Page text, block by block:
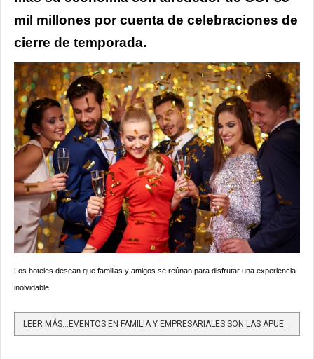
mil millones por cuenta de celebraciones de
cierre de temporada.
Los hoteles desean que familias y amigos se reúnan para disfrutar una experiencia
inolvidable
LEER MÁS…EVENTOS EN FAMILIA Y EMPRESARIALES SON LAS APUESTAS DE LA HOTELERÍA COLOMBIANA PARA FIN DE AÑO Y...